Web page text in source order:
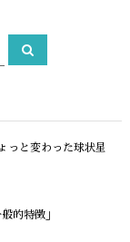
検
索
っと変わった球状星
的特徴」